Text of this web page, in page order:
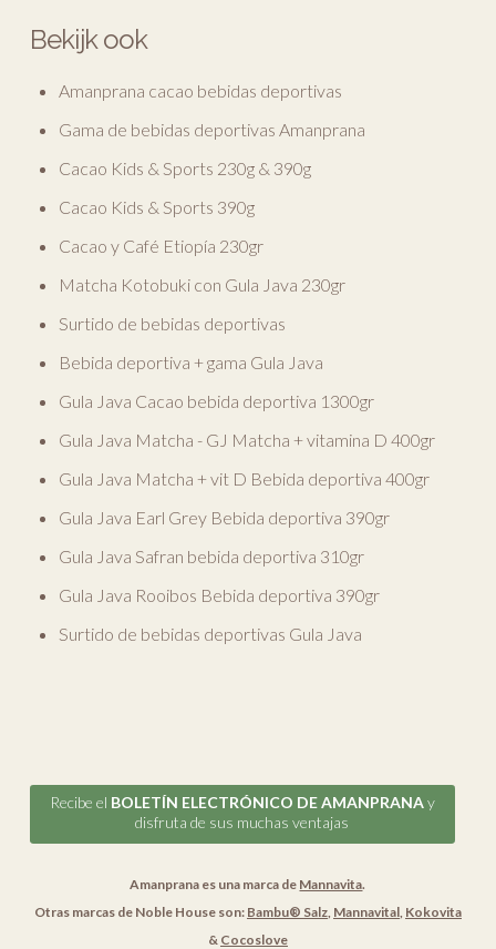
Bekijk ook
Amanprana cacao bebidas deportivas
Gama de bebidas deportivas Amanprana
Cacao Kids & Sports 230g & 390g
Cacao Kids & Sports 390g
Cacao y Café Etiopía 230gr
Matcha Kotobuki con Gula Java 230gr
Surtido de bebidas deportivas
Bebida deportiva + gama Gula Java
Gula Java Cacao bebida deportiva 1300gr
Gula Java Matcha - GJ Matcha + vitamina D 400gr
Gula Java Matcha + vit D Bebida deportiva 400gr
Gula Java Earl Grey Bebida deportiva 390gr
Gula Java Safran bebida deportiva 310gr
Gula Java Rooibos Bebida deportiva 390gr
Surtido de bebidas deportivas Gula Java
Recibe el BOLETÍN ELECTRÓNICO DE AMANPRANAy
disfruta de sus muchas ventajas
Amanprana es una marca de Mannavita.
Otras marcas de Noble House son: Bambu® Salz, Mannavital, Kokovita
& Cocoslove